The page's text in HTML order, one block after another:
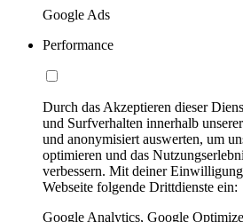
Google Ads
Performance
Durch das Akzeptieren dieser
und Surfverhalten innerhalb
und anonymisiert auswerten, um
optimieren und das
verbessern. Mit deiner
Webseite folgende Drittdienste ein:
Google Analytics, Google